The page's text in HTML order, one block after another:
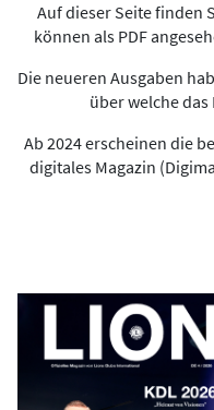
Auf dieser Seite finden
können als PDF
Die neueren Ausgaben
über welche das
Ab 2024 erscheinen die
digitales Magazin